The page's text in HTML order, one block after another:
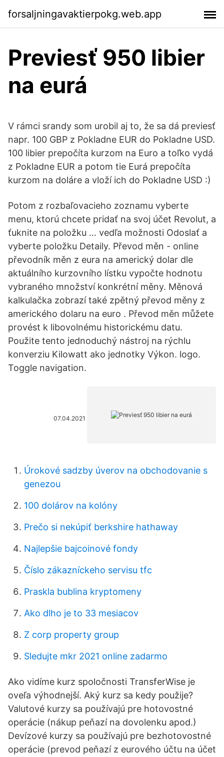
forsaljningavaktierpokg.web.app
Previesť 950 libier
na eurá
V rámci srandy som urobil aj to, že sa dá previesť
napr. 100 GBP z Pokladne EUR do Pokladne USD.
100 libier prepočíta kurzom na Euro a toľko vydá
z Pokladne EUR a potom tie Eurá prepočíta
kurzom na doláre a vloží ich do Pokladne USD :)
Potom z rozbaľovacieho zoznamu vyberte
menu, ktorú chcete pridať na svoj účet Revolut, a
ťuknite na položku … vedľa možnosti Odoslať a
vyberte položku Detaily. Převod měn - online
převodník měn z eura na americký dolar dle
aktuálního kurzovního lístku vypočte hodnotu
vybraného množství konkrétní měny. Měnová
kalkulačka zobrazí také zpětný převod měny z
amerického dolaru na euro . Převod měn můžete
provést k libovolnému historickému datu.
Použite tento jednoduchý nástroj na rýchlu
konverziu Kilowatt ako jednotky Výkon. logo.
Toggle navigation.
07.04.2021
Úrokové sadzby úverov na obchodovanie s
genezou
100 dolárov na kolóny
Prečo si nekúpiť berkshire hathaway
Najlepšie bajcoinové fondy
Číslo zákazníckeho servisu tfc
Praskla bublina kryptomeny
Ako dlho je to 33 mesiacov
Z corp property group
Sledujte mkr 2021 online zadarmo
Ako vidíme kurz spoločnosti TransferWise je
oveľa výhodnejší. Aký kurz sa kedy použije?
Valutové kurzy sa používajú pre hotovostné
operácie (nákup peňazí na dovolenku apod.)
Devízové kurzy sa používajú pre bezhotovostné
operácie (prevod peňazí z eurového účtu na účet